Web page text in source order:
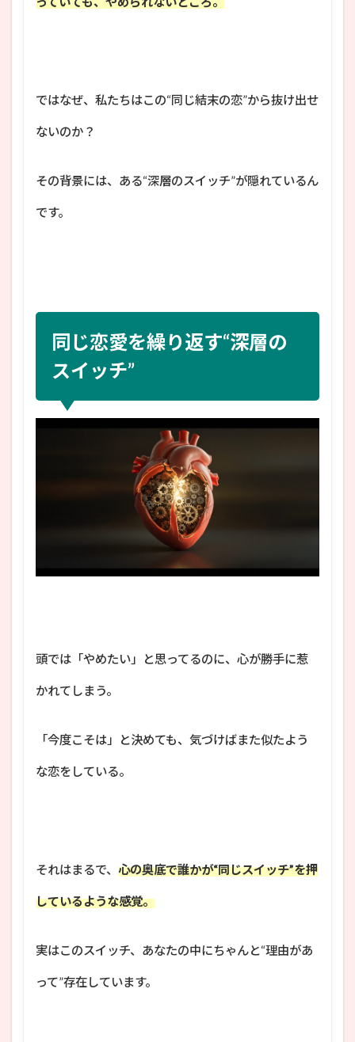
ではなぜ、私たちはこの“同じ結末の恋”から抜け出せ
ないのか？
その背景には、ある“深層のスイッチ”が隠れているん
です。
同じ恋愛を繰り返す“深層の
スイッチ”
頭では「やめたい」と思ってるのに、心が勝手に惹
かれてしまう。
「今度こそは」と決めても、気づけばまた似たよう
な恋をしている。
それはまるで、 心の奥底で誰かが“同じスイッチ”を押
しているような感覚。
実はこのスイッチ、あなたの中にちゃんと“理由があ
って”存在しています。